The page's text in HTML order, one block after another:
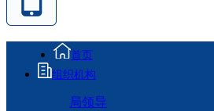
首页
组织机构
局领导